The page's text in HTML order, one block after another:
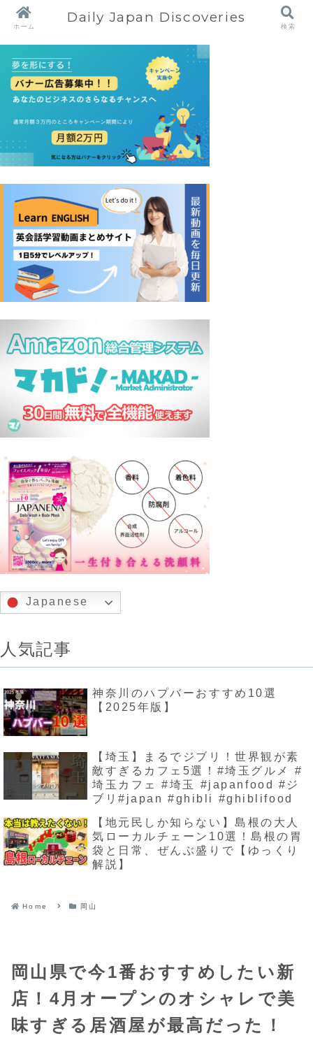
Japanese
人気記事
神奈川のハプバーおすすめ10選
【2025年版】
【埼玉】まるでジブリ！世界観が素
敵すぎるカフェ5選！#埼玉グルメ #
埼玉カフェ #埼玉 #japanfood #ジ
ブリ#japan #ghibli #ghiblifood
【地元民しか知らない】島根の大人
気ローカルチェーン10選！島根の胃
袋と日常、ぜんぶ盛りで【ゆっくり
解説】
Home 岡山
岡山県で今1番おすすめしたい新
店！4月オープンのオシャレで美
味すぎる居酒屋が最高だった！
ホーム
Daily Japan Discoveries
検索